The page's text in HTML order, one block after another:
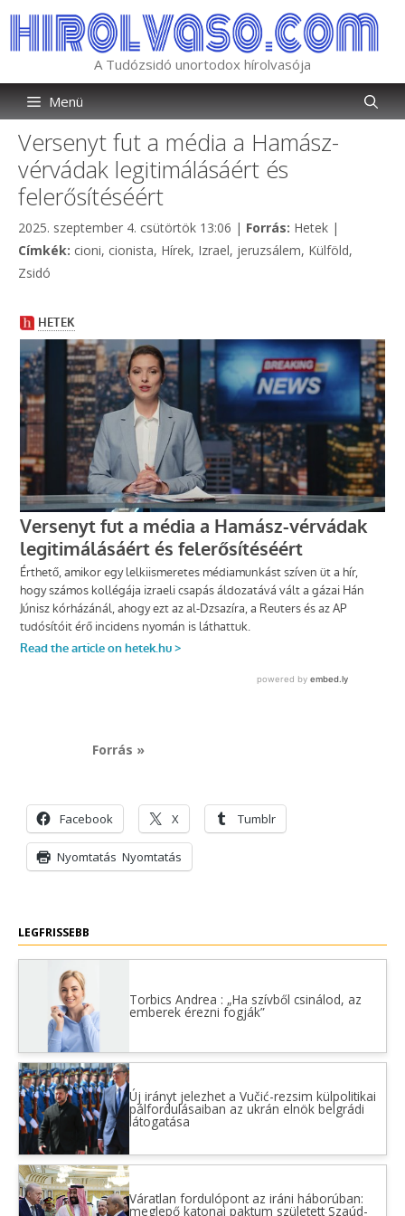
tartalomba
A Tudózsidó unortodox hírolvasója
Menü
Versenyt fut a média a Hamász-
vérvádak legitimálásáért és
felerősítéséért
2025. szeptember 4. csütörtök 13:06 | Forrás: Kategória
Hetek |
Címkék: Címkék
cioni, cionista, Hírek, Izrael, jeruzsálem, Külföld,
Zsidó
Forrás »
Facebook X Tumblr
Nyomtatás Nyomtatás
LEGFRISSEBB
Torbics Andrea : „Ha szívből csinálod, az
emberek érezni fogják”
Új irányt jelezhet a Vučić-rezsim külpolitikai
pálfordulásaiban az ukrán elnök belgrádi
látogatása
Váratlan fordulópont az iráni háborúban:
meglepő katonai paktum született Szaúd-